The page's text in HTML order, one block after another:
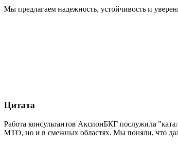
Мы предлагаем надежность, устойчивость и
Цитата
Работа консультантов АксионБКГ послужила
МТО, но и в смежных областях. Мы поняли, что